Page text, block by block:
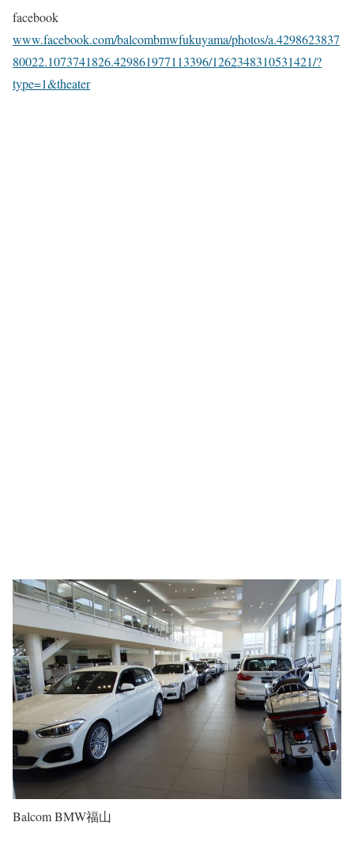
facebook
www.facebook.com/balcombmwfukuyama/photos/a.4298623837
80022.1073741826.429861977113396/1262348310531421/?
type=1&theater
Balcom BMW福山